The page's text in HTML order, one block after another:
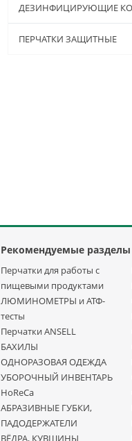
ДЕЗИНФИЦИРУЮЩИЕ
ПЕРЧАТКИ ЗАЩИТНЫЕ
Рекомендуемые разделы
Перчатки для работы с
пищевыми продуктами
ЛЮМИНОМЕТРЫ и АТФ-
тесты
Перчатки ANSELL
БАХИЛЫ
ОДНОРАЗОВАЯ ОДЕЖДА
УБОРОЧНЫЙ ИНВЕНТАРЬ
HoReCa
АБРАЗИВНЫЕ ГУБКИ,
ПАДОДЕРЖАТЕЛИ
ВЁДРА, КУВШИНЫ